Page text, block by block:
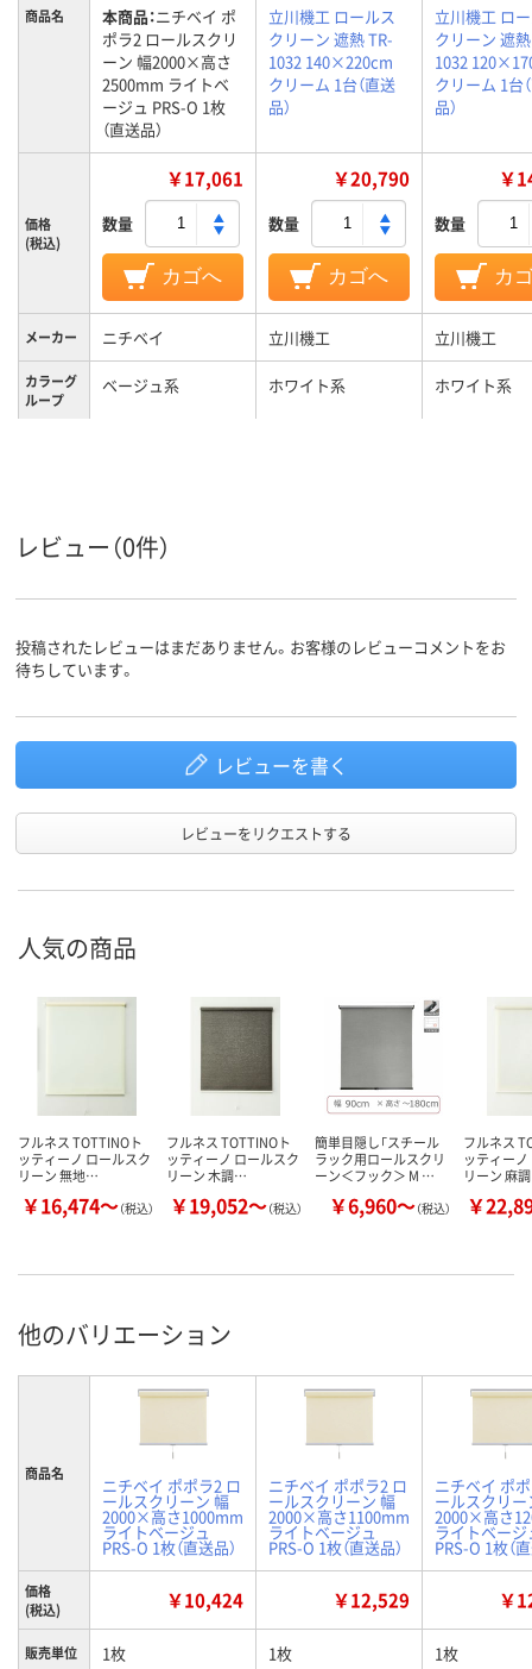
商品名 本商品：ニチベイ ポ
ポラ2 ロールスクリ
ーン 幅2000×高さ
2500mm ライトベ
ージュ PRS-O 1枚
（直送品）
立川機工 ロールス
クリーン 遮熱 TR-
1032 140×220cm
クリーム 1台（直送
品）
立川機工 ロ
クリーン 遮
1032
クリーム 1台
品）
価格
(税込)
￥17,061
数量
カゴへ
￥20,790
数量
カゴへ
￥
数量
カ
メーカー ニチベイ 立川機工 立川機工
カラーグ
ループ
ベージュ系 ホワイト系 ホワイト系
レビュー（0件）
投稿されたレビューはまだありません。お客様のレビューコメントをお
待ちしています。
レビューを書く
レビューをリクエストする
人気の商品
フルネス TOTTINOト
ッティーノ ロールスク
リーン 無地…
￥16,474～（税込）
フルネス TOTTINOト
ッティーノ ロールスク
リーン 木調…
￥19,052～（税込）
簡単目隠し「スチール
ラック用ロールスクリ
ーン＜フック＞ M …
￥6,960～（税込）
フルネス
ッティー
リーン 麻
￥
他のバリエーション
商品名
ニチベイ ポポラ2 ロ
ールスクリーン 幅
2000×高さ1000mm
ライトベージュ
PRS-O 1枚（直送品）
ニチベイ ポポラ2 ロ
ールスクリーン 幅
2000×高さ1100mm
ライトベージュ
PRS-O 1枚（直送品）
ニチベイ ポ
ールスクリー
2000×高さ
ライトベージ
PRS-O 1枚（
価格
(税込)
￥10,424 ￥12,529 ￥
販売単位 1枚 1枚 1枚